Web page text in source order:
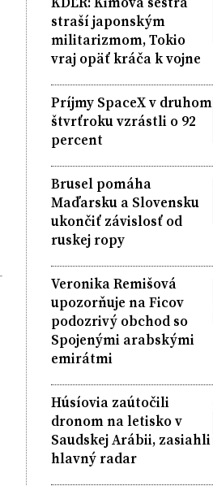
straší japonským
militarizmom, Tokio
vraj opäť kráča k vojne
Príjmy SpaceX v druhom
štvrťroku vzrástli o 92
percent
Brusel pomáha
Maďarsku a Slovensku
ukončiť závislosť od
ruskej ropy
Veronika Remišová
upozorňuje na Ficov
podozrivý obchod so
Spojenými arabskými
emirátmi
Húsíovia zaútočili
dronom na letisko v
Saudskej Arábii, zasiahli
hlavný radar